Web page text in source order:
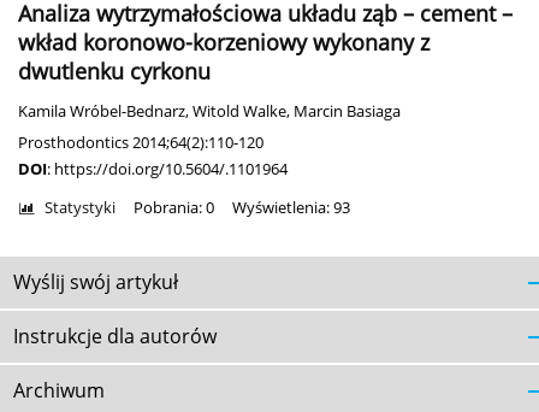
Analiza wytrzymałościowa układu ząb – cement –
wkład koronowo-korzeniowy wykonany z
dwutlenku cyrkonu
Kamila Wróbel-Bednarz,Witold Walke, Marcin Basiaga
Prosthodontics 2014;64(2):110-120
DOI: https://doi.org/10.5604/.1101964
Statystyki Pobrania: 0 Wyświetlenia: 93
Wyślij swój artykuł
Instrukcje dla autorów
Archiwum